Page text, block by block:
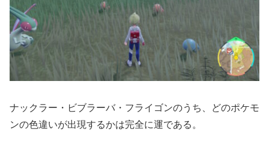
ナックラー・ビブラーバ・フライゴンのうち、どのポケモ
ンの色違いが出現するかは完全に運である。